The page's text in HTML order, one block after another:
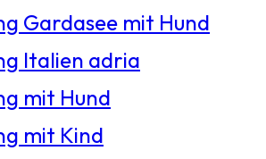
Gardasee mit Hund
Italien adria
mit Hund
mit Kind